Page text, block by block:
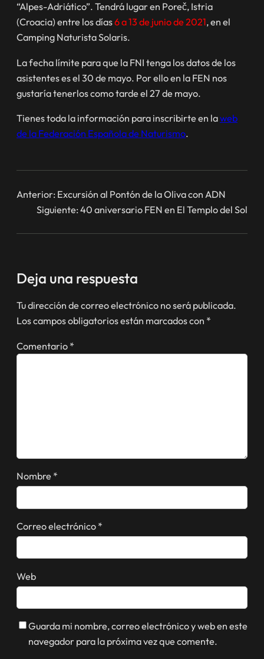
“Alpes-Adriático”. Tendrá lugar en Poreč, Istria
(Croacia) entre los días6 a 13 de junio de 2021, en el
Camping Naturista Solaris.
La fecha límite para que la FNI tenga los datos de los
asistentes es el 30 de mayo. Por ello en la FEN nos
gustaría tenerlos como tarde el 27 de mayo.
Tienes toda la información para inscribirte en laweb
de la Federación Española de Naturismo.
Anterior: Excursión al Pontón de la Oliva con ADN
Siguiente:40 aniversario FEN en El Templo del Sol
Deja una respuesta
Tu dirección de correo electrónico no será publicada.
Los campos obligatorios están marcados con *
Comentario *
Nombre *
Correo electrónico *
Web
Guarda mi nombre, correo electrónico y web en este
navegador para la próxima vez que comente.